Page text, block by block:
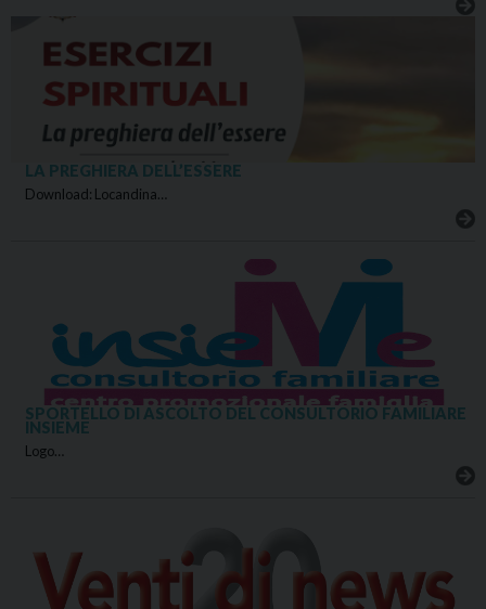
LA PREGHIERA DELL’ESSERE
Download: Locandina…
SPORTELLO DI ASCOLTO DEL CONSULTORIO FAMILIARE
INSIEME
Logo…